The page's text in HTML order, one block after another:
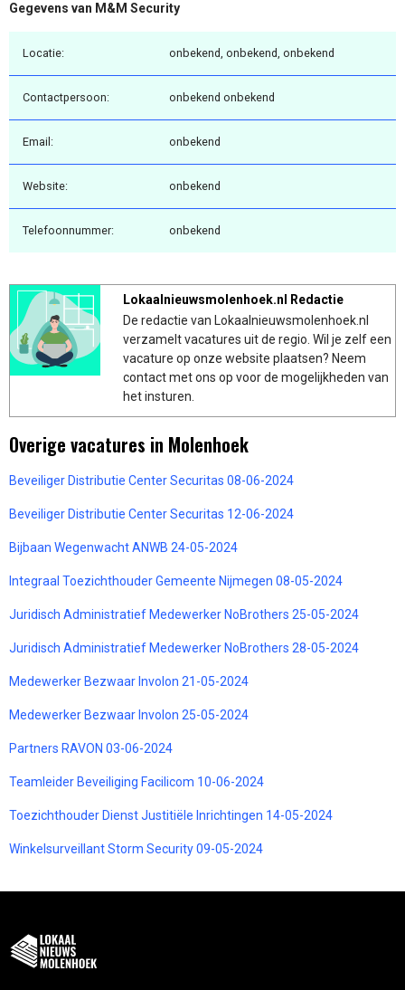
Gegevens van M&M Security
Locatie: onbekend, onbekend, onbekend
Contactpersoon: onbekend onbekend
Email: onbekend
Website: onbekend
Telefoonnummer: onbekend
Lokaalnieuwsmolenhoek.nl Redactie
De redactie van Lokaalnieuwsmolenhoek.nl
verzamelt vacatures uit de regio. Wil je zelf een
vacature op onze website plaatsen? Neem
contact met ons op voor de mogelijkheden van
het insturen.
Overige vacatures in Molenhoek
Beveiliger Distributie Center Securitas 08-06-2024
Beveiliger Distributie Center Securitas 12-06-2024
Bijbaan Wegenwacht ANWB 24-05-2024
Integraal Toezichthouder Gemeente Nijmegen 08-05-2024
Juridisch Administratief Medewerker NoBrothers 25-05-2024
Juridisch Administratief Medewerker NoBrothers 28-05-2024
Medewerker Bezwaar Involon 21-05-2024
Medewerker Bezwaar Involon 25-05-2024
Partners RAVON 03-06-2024
Teamleider Beveiliging Facilicom 10-06-2024
Toezichthouder Dienst Justitiële Inrichtingen 14-05-2024
Winkelsurveillant Storm Security 09-05-2024